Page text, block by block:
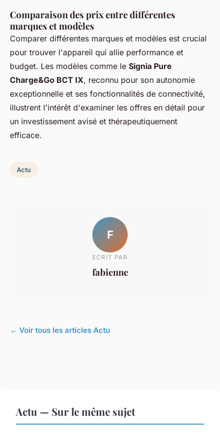
Comparaison des prix entre différentes
marques et modèles
Comparer différentes marques et modèles est crucial
pour trouver l'appareil qui allie performance et
budget. Les modèles comme le Signia Pure
Charge&Go BCT IX, reconnu pour son autonomie
exceptionnelle et ses fonctionnalités de connectivité,
illustrent l'intérêt d'examiner les offres en détail pour
un investissement avisé et thérapeutiquement
efficace.
Actu
F
ECRIT PAR
fabienne
← Voir tous les articles Actu
Actu — Sur le même sujet